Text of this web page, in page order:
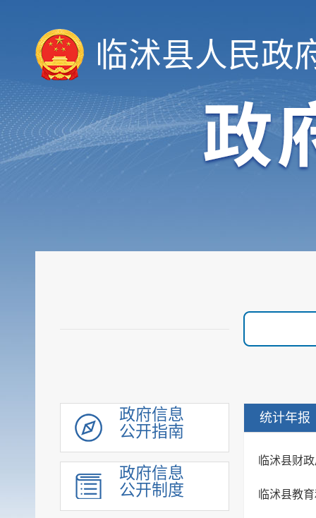
临沭县人民政
政府信息
公开指南
政府信息
公开制度
统计信息
财政信息
政府采购
行政权力
权责清单
统计年报
临沭县财
临沭县教